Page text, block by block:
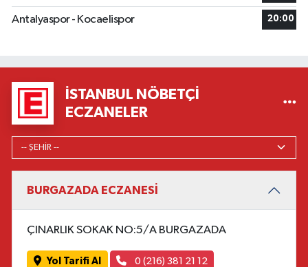
Antalyaspor - Kocaelispor 20:00
İSTANBUL NÖBETÇI
ECZANELER
BURGAZADA ECZANESİ
ÇINARLIK SOKAK NO:5/A BURGAZADA
Yol Tarifi Al 0 (216) 381 21 12